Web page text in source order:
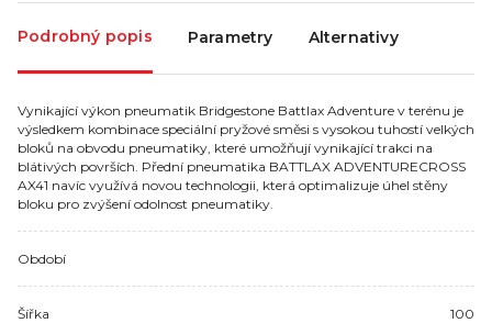
Podrobný popis Parametry Alternativy
Vynikající výkon pneumatik Bridgestone Battlax Adventure v terénu je
výsledkem kombinace speciální pryžové směsi s vysokou tuhostí velkých
bloků na obvodu pneumatiky, které umožňují vynikající trakci na
blátivých površích. Přední pneumatika BATTLAX ADVENTURECROSS
AX41 navíc využívá novou technologii, která optimalizuje úhel stěny
bloku pro zvýšení odolnost pneumatiky.
Období
Šířka 100